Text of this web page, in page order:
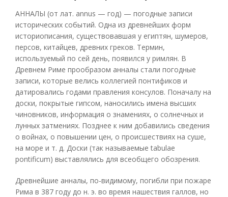
АННАЛЫ (от лат. annus — год) — погодные записи
исторических событий. Одна из древнейших форм
историописания, существовавшая у египтян, шумеров,
персов, китайцев, древних греков. Термин,
используемый по сей день, появился у римлян. В
Древнем Риме прообразом анналы стали погодные
записи, которые велись коллегией понтификов и
датировались годами правления консулов. Поначалу на
доски, покрытые гипсом, наносились имена высших
чиновников, информация о знамениях, о солнечных и
лунных затмениях. Позднее к ним добавились сведения
о войнах, о повышении цен, о происшествиях на суше,
на море и т. д. Доски (так называемые tabulae
pontificum) выставлялись для всеобщего обозрения.
Древнейшие анналы, по-видимому, погибли при пожаре
Рима в 387 году до н. э. во время нашествия галлов, но